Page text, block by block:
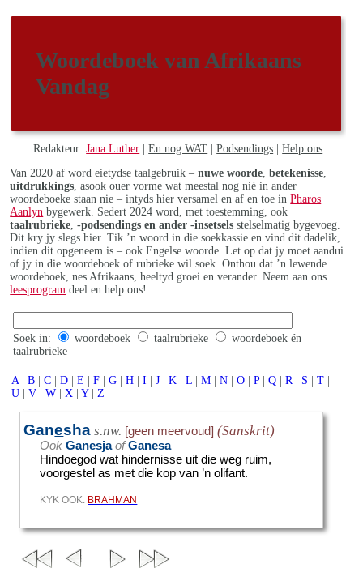
Woordeboek van Afrikaans
Vandag
Redakteur:Jana Luther |En nog WAT |Podsendings |Help ons
Van 2020 af word eietydse taalgebruik –nuwe woorde ,betekenisse
uitdrukkings , asook ouer vorme wat meestal nog nié in ander
woordeboeke staan nie – intyds hier versamel en af en toe inPharos
Aanlyn bygewerk. Sedert 2024 word, met toestemming, ook
taalrubrieke ,-podsendings en ander -insetsels stelselmatig bygevoeg.
Dit kry jy slegs hier. Tik ’n woord in die soekkassie en vind dit dadelik,
indien dit opgeneem is – ook Engelse woorde. Let op dat jy moet aandui
of jy in die woordeboek of rubrieke wil soek. Onthou dat ’n lewende
woordeboek, nes Afrikaans, heeltyd groei en verander. Neem aan ons
leesprogram deel en help ons!
Soek in: woordeboek taalrubrieke
woordeboek én
taalrubrieke
A | B | C | D | E | F | G | H | I | J | K | L | M | N | O | P | Q | R | S | T |
U | V | W | X | Y | Z
Ganesha s.nw. [geen meervoud] (Sanskrit)
Ook Ganesja of Ganesa
Hindoegod wat hindernisse uit die weg ruim,
voorgestel as met die kop van ’n olifant.
KYK OOK: BRAHMAN